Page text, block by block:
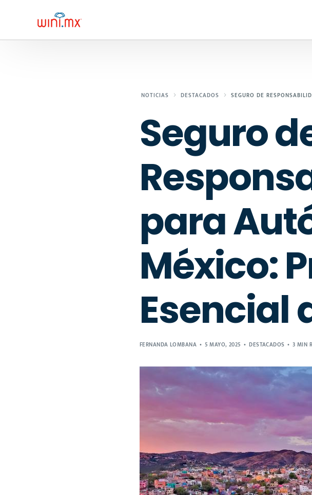
NOTICIAS DESTACADOS SEGURO DE
Seguro
para
México:
Esencial
FERNANDA LOMBANA 5 MAYO, 2025 DESTACADOS 3 MIN